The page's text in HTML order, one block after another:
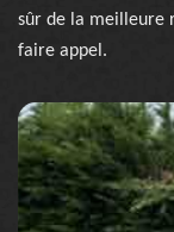
sûr de la meilleure
faire appel.